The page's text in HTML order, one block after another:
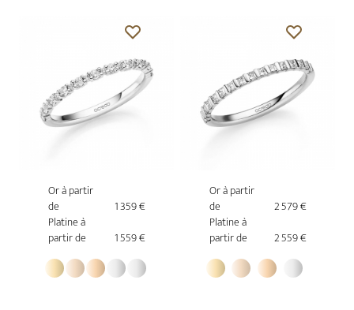
Or à partir
de
1 359 €
Platine à
partir de
1 559 €
Or à partir
de
2 579 €
Platine à
partir de
2 559 €